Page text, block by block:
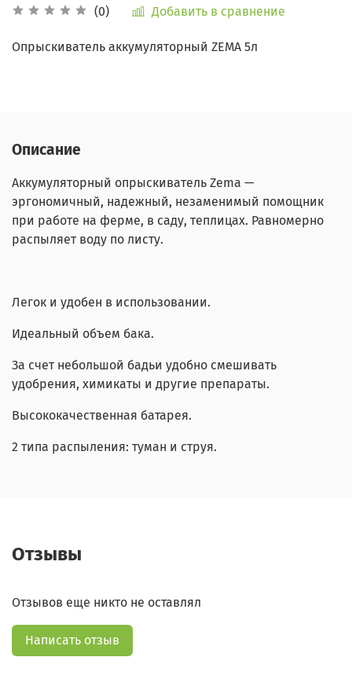
(0) Добавить в сравнение
Опрыскиватель аккумуляторный ZEMA 5л
Описание
Аккумуляторный опрыскиватель Zema —
эргономичный, надежный, незаменимый помощник
при работе на ферме, в саду, теплицах. Равномерно
распыляет воду по листу.
Легок и удобен в использовании.
Идеальный объем бака.
За счет небольшой бадьи удобно смешивать
удобрения, химикаты и другие препараты.
Высококачественная батарея.
2 типа распыления: туман и струя.
Отзывы
Отзывов еще никто не оставлял
Написать отзыв